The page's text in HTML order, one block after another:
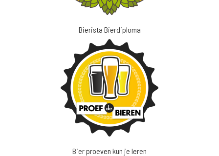
Bierista Bierdiploma
Bier proeven kun je leren